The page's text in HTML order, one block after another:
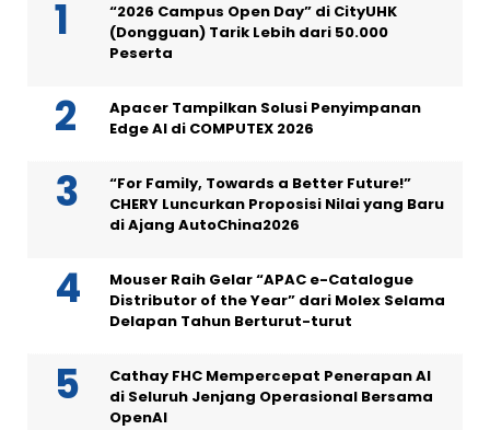
“2026 Campus Open Day” di CityUHK
(Dongguan) Tarik Lebih dari 50.000
Peserta
Apacer Tampilkan Solusi Penyimpanan
Edge AI di COMPUTEX 2026
“For Family, Towards a Better Future!”
CHERY Luncurkan Proposisi Nilai yang Baru
di Ajang AutoChina2026
Mouser Raih Gelar “APAC e-Catalogue
Distributor of the Year” dari Molex Selama
Delapan Tahun Berturut-turut
Cathay FHC Mempercepat Penerapan AI
di Seluruh Jenjang Operasional Bersama
OpenAI